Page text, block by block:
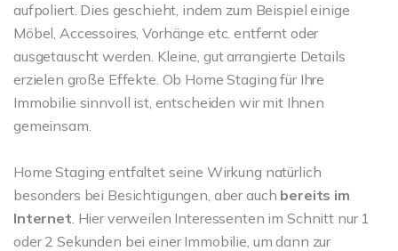
aufpoliert. Dies geschieht, indem zum Beispiel einige
Möbel, Accessoires, Vorhänge etc. entfernt oder
ausgetauscht werden. Kleine, gut arrangierte Details
erzielen große Effekte. Ob Home Staging für Ihre
Immobilie sinnvoll ist, entscheiden wir mit Ihnen
gemeinsam.
Home Staging entfaltet seine Wirkung natürlich
besonders bei Besichtigungen, aber auch bereits im
Internet. Hier verweilen Interessenten im Schnitt nur 1
oder 2 Sekunden bei einer Immobilie, um dann zur